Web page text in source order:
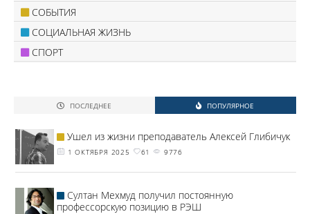
СОБЫТИЯ
СОЦИАЛЬНАЯ ЖИЗНЬ
СПОРТ
ПОСЛЕДНЕЕ ПОПУЛЯРНОЕ
Ушел из жизни преподаватель Алексей Глибичук
1 ОКТЯБРЯ 2025 61 9776
Султан Мехмуд получил постоянную
профессорскую позицию в РЭШ